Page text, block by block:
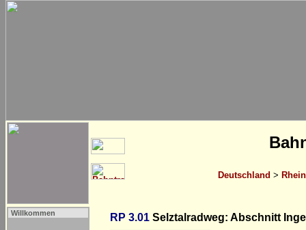
Deutschland >
Willkommen RP 3.01 Selztalradweg: Abschnitt